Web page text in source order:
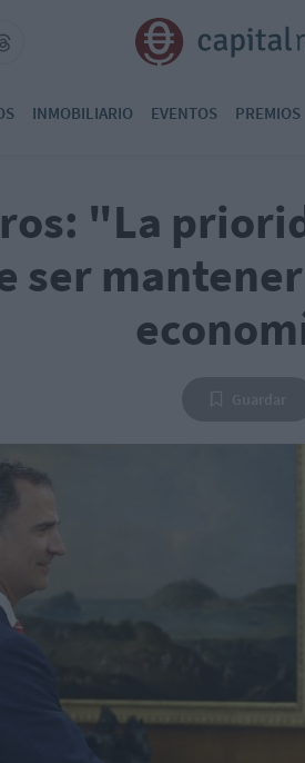
INMOBILIARIO EVENTOS PREMIOS
"La
ser